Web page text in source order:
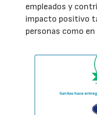
empleados y
impacto positivo
personas como